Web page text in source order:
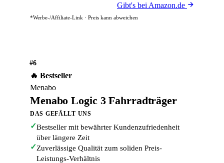
Gibt's bei Amazon.de
*Werbe-/Affiliate-Link · Preis kann abweichen
#6
🔥 Bestseller
Menabo
Menabo Logic 3 Fahrradträger
DAS GEFÄLLT UNS
✓Bestseller mit bewährter Kundenzufriedenheit
über längere Zeit
✓Zuverlässige Qualität zum soliden Preis-
Leistungs-Verhältnis